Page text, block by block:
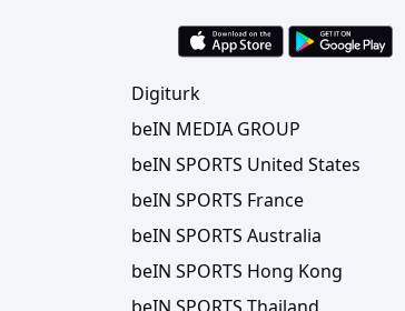
Digiturk
beIN MEDIA GROUP
beIN SPORTS United States
beIN SPORTS France
beIN SPORTS Australia
beIN SPORTS Hong Kong